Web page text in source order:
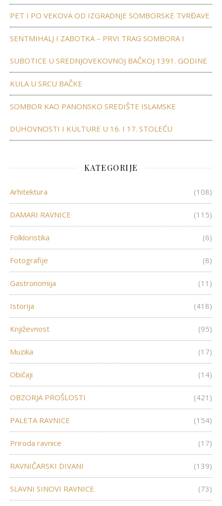
PET I PO VEKOVA OD IZGRADNJE SOMBORSKE TVRĐAVE
SENTMIHALJ I ZABOTKA – PRVI TRAG SOMBORA I
SUBOTICE U SREDNJOVEKOVNOJ BAČKOJ 1391. GODINE
KULA U SRCU BAČKE
SOMBOR KAO PANONSKO SREDIŠTE ISLAMSKE
DUHOVNOSTI I KULTURE U 16. I 17. STOLEĆU
KATEGORIJE
Arhitektura (108)
DAMARI RAVNICE (115)
Folkloristika (6)
Fotografije (8)
Gastronomija (11)
Istorija (418)
Književnost (95)
Muzika (17)
Običaji (14)
OBZORJA PROŠLOSTI (421)
PALETA RAVNICE (154)
Priroda ravnice (17)
RAVNIČARSKI DIVANI (139)
SLAVNI SINOVI RAVNICE (73)